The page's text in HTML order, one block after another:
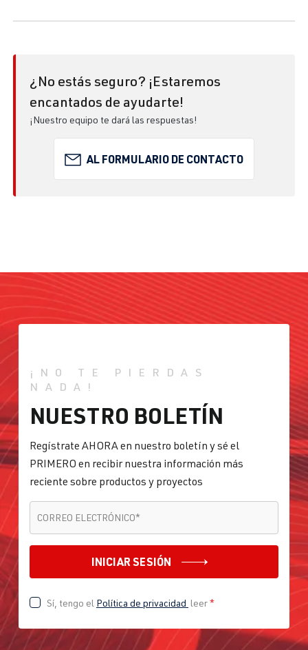
¿No estás seguro? ¡Estaremos
encantados de ayudarte!
¡Nuestro equipo te dará las respuestas!
AL FORMULARIO DE CONTACTO
¡NO TE PIERDAS
NADA!
NUESTRO BOLETÍN
Regístrate AHORA en nuestro boletín y sé el
PRIMERO en recibir nuestra información más
reciente sobre productos y proyectos
CORREO ELECTRÓNICO*
INICIAR SESIÓN
Sí, tengo el Política de privacidad leer*